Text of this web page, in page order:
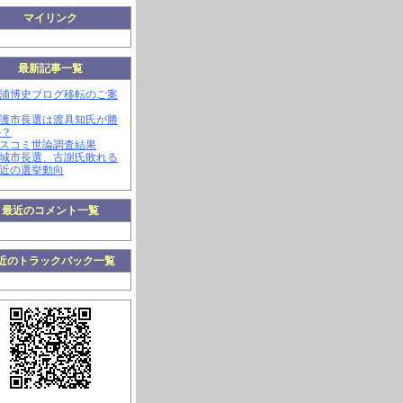
マイリンク
最新記事一覧
博史ブログ移転のご案
市長選は渡具知氏が勝
コミ世論調査結果
市長選、古謝氏敗れる
の選挙動向
最近のコメント一覧
のトラックバック一覧